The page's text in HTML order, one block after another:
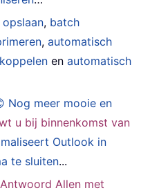
opslaan, batch
,automatisch
enautomatisch
Nog meer mooie en
u bij binnenkomst van
Outlook in
te sluiten...
Antwoord Allen met